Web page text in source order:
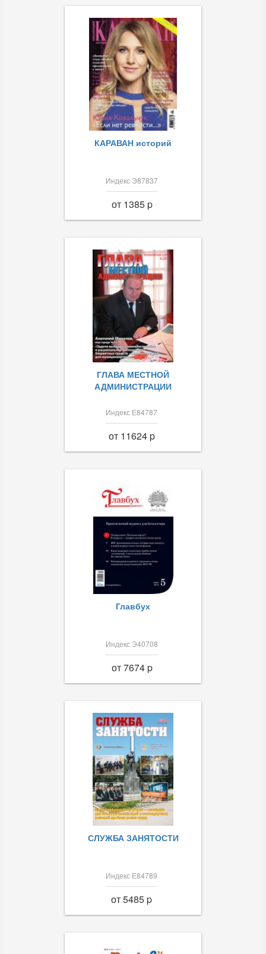
КАРАВАН историй
Индекс Э87837
от 1385 p
ГЛАВА МЕСТНОЙ
АДМИНИСТРАЦИИ
Индекс Е84787
от 11624 p
Главбух
Индекс Э40708
от 7674 p
СЛУЖБА ЗАНЯТОСТИ
Индекс Е84789
от 5485 p